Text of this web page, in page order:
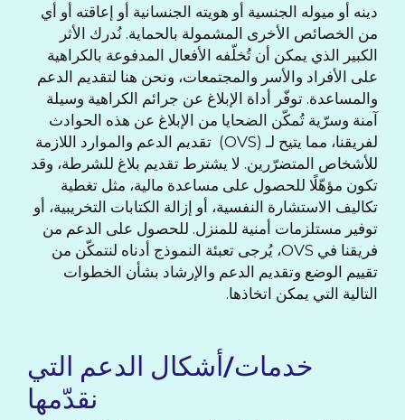
دينه أو ميوله الجنسية أو هويته الجنسانية أو إعاقته أو أي
من الخصائص الأخرى المشمولة بالحماية. نُدرك الأثر
الكبير الذي يمكن أن تُخلّفه الأفعال المدفوعة بالكراهية
على الأفراد والأسر والمجتمعات، ونحن هنا لتقديم الدعم
والمساعدة. توفّر أداة الإبلاغ عن جرائم الكراهية وسيلة
آمنة وسرّية تُمكّن الضحايا من الإبلاغ عن هذه الحوادث
لفريقنا، مما يتيح لـ (OVS) تقديم الدعم والموارد اللازمة
للأشخاص المتضرّرين. لا يشترط تقديم بلاغ للشرطة، وقد
تكون مؤهّلًا للحصول على مساعدة مالية، مثل تغطية
تكاليف الاستشارة النفسية، أو إزالة الكتابات التخريبية، أو
توفير مستلزمات أمنية للمنزل. للحصول على الدعم من
فريقنا في OVS، يُرجى تعبئة النموذج أدناه لنتمكّن من
تقييم الوضع وتقديم الدعم والإرشاد بشأن الخطوات
التالية التي يمكن اتخاذها.
خدمات/أشكال الدعم التي
نقدّمها